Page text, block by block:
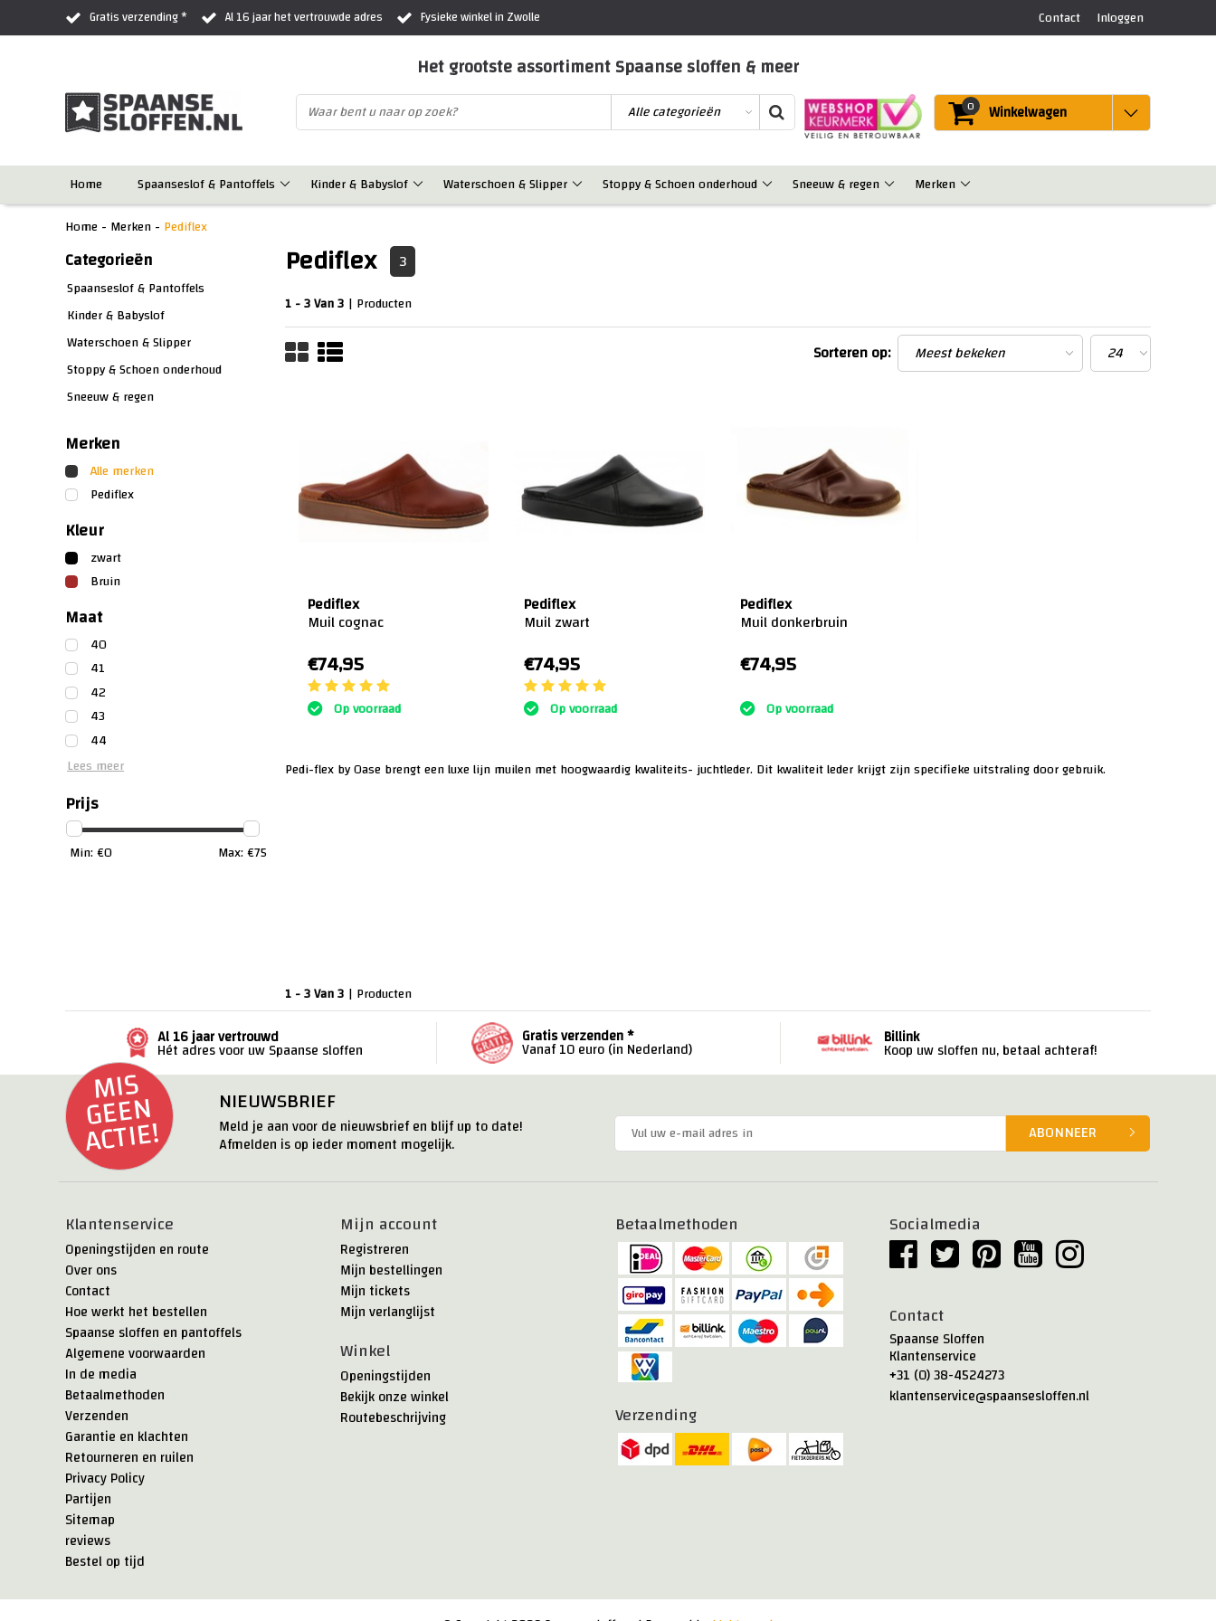
Gratis verzending * Al 16 jaar het vertrouwde adres Fysieke winkel in Zwolle Contact Inloggen
0 Winkelwagen
Home Spaanseslof & Pantoffels Kinder & Babyslof Waterschoen & Slipper Stoppy & Schoen onderhoud Sneeuw & regen Merken
Het grootste assortiment Spaanse sloffen & meer
Home - Merken- Pediflex
Categorieën
Spaanseslof & Pantoffels
Kinder & Babyslof
Waterschoen & Slipper
Stoppy & Schoen onderhoud
Sneeuw & regen
Merken
Alle merken
Pediflex
Kleur
zwart
Bruin
Maat
40
41
42
43
44
Lees meer
Prijs
Min: €0 Max: €75
Pediflex 3
1 - 3 Van 3 | Producten
Sorteren op:
Pediflex
Muil cognac
€74,95
Op voorraad
Pediflex
Muil zwart
€74,95
Op voorraad
Pediflex
Muil donkerbruin
€74,95
Op voorraad
Pedi-flex by Oase brengt een luxe lijn muilen met hoogwaardig kwaliteits- juchtleder. Dit kwaliteit leder krijgt zijn specifieke uitstraling door gebruik.
1 - 3 Van 3 | Producten
Al 16 jaar vertrouwd
Hét adres voor uw Spaanse sloffen
Gratis verzenden *
Vanaf 10 euro (in Nederland)
Billink
Koop uw sloffen nu, betaal achteraf!
MI
S
G
E
E
N
ACTI
E!
NIEUWSBRIEF
Meld je aan voor de nieuwsbrief en blijf up to date!
Afmelden is op ieder moment mogelijk. ABONNEER
Klantenservice
Openingstijden en route
Over ons
Contact
Hoe werkt het bestellen
Spaanse sloffen en pantoffels
Algemene voorwaarden
In de media
Betaalmethoden
Verzenden
Garantie en klachten
Retourneren en ruilen
Privacy Policy
Partijen
Sitemap
reviews
Bestel op tijd
Mijn account
Registreren
Mijn bestellingen
Mijn tickets
Mijn verlanglijst
Winkel
Openingstijden
Bekijk onze winkel
Routebeschrijving
Betaalmethoden
Verzending
Socialmedia
Contact
Spaanse Sloffen
Klantenservice
+31 (0) 38-4524273
klantenservice@spaansesloffen.nl